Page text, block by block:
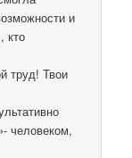
и
кто
Твои
человеком,